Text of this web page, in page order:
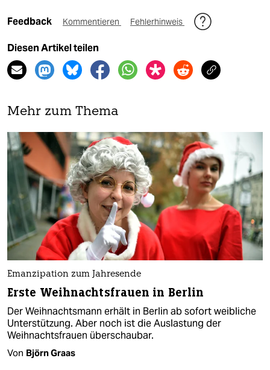
Feedback Kommentieren Fehlerhinweis
Diesen Artikel teilen
Mehr zum Thema
Emanzipation zum Jahresende
Erste Weihnachtsfrauen in Berlin
Der Weihnachtsmann erhält in Berlin ab sofort weibliche
Unterstützung. Aber noch ist die Auslastung der
Weihnachtsfrauen überschaubar.
Von Björn Graas